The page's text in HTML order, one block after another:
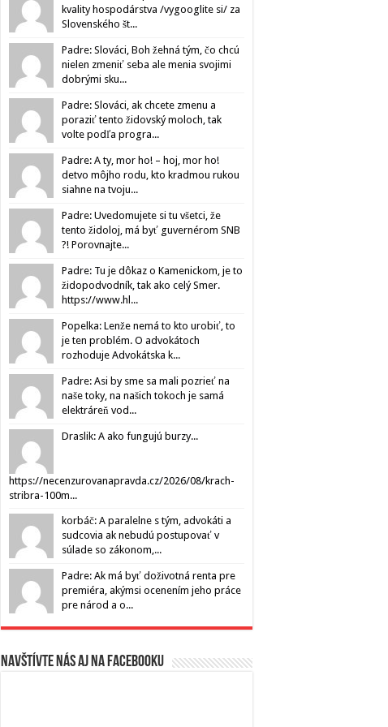
kvality hospodárstva /vygooglite si/ za
Slovenského št...
Padre: Slováci, Boh žehná tým, čo chcú
nielen zmeniť seba ale menia svojimi
dobrými sku...
Padre: Slováci, ak chcete zmenu a
poraziť tento židovský moloch, tak
volte podľa progra...
Padre: A ty, mor ho! – hoj, mor ho!
detvo môjho rodu, kto kradmou rukou
siahne na tvoju...
Padre: Uvedomujete si tu všetci, že
tento židoloj, má byť guvernérom SNB
?! Porovnajte...
Padre: Tu je dôkaz o Kamenickom, je to
židopodvodník, tak ako celý Smer.
https://www.hl...
Popelka: Lenže nemá to kto urobiť, to
je ten problém. O advokátoch
rozhoduje Advokátska k...
Padre: Asi by sme sa mali pozrieť na
naše toky, na našich tokoch je samá
elektráreň vod...
Draslik: A ako fungujú burzy...
https://necenzurovanapravda.cz/2026/08/krach-
stribra-100m...
korbáč: A paralelne s tým, advokáti a
sudcovia ak nebudú postupovať v
súlade so zákonom,...
Padre: Ak má byť doživotná renta pre
premiéra, akýmsi ocenením jeho práce
pre národ a o...
Navštívte nás aj na Facebooku